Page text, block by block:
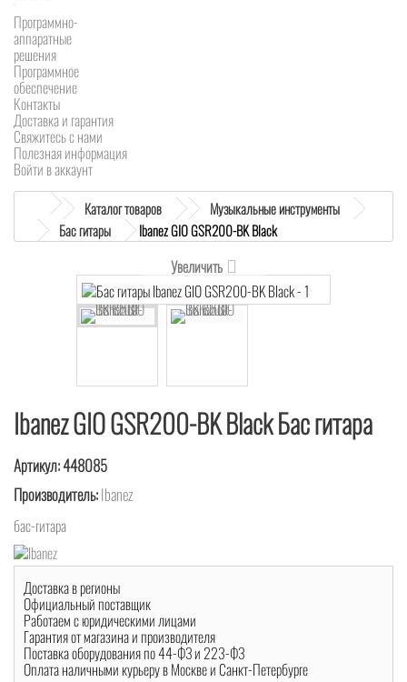
Программно-
аппаратные
решения
Программное
обеспечение
Контакты
Доставка и гарантия
Свяжитесь с нами
Полезная информация
Войти в аккаунт
Каталог товаров
Музыкальные инструменты
Бас гитары
Ibanez GIO GSR200-BK Black
Увеличить
Ibanez GIO GSR200-BK Black Бас гитара
Артикул:448085
Производитель:Ibanez
бас-гитара
Доставка в регионы
Официальный поставщик
Работаем с юридическими лицами
Гарантия от магазина и производителя
Поставка оборудования по 44-ФЗ и 223-ФЗ
Оплата наличными курьеру в Москве и Санкт-Петербурге